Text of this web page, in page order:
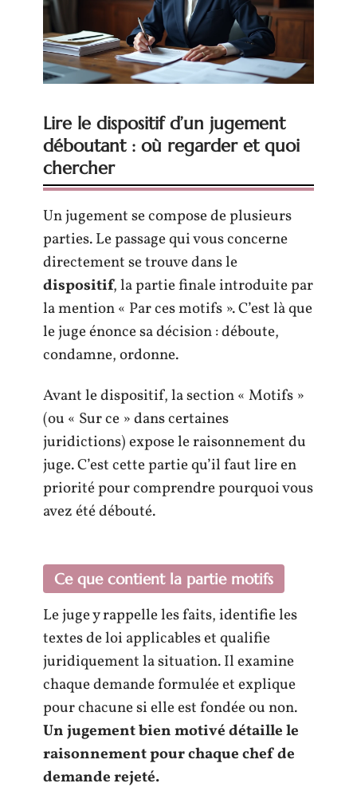
Lire le dispositif d’un jugement
déboutant : où regarder et quoi
chercher
Un jugement se compose de plusieurs
parties. Le passage qui vous concerne
directement se trouve dans le
dispositif, la partie finale introduite par
la mention « Par ces motifs ». C’est là que
le juge énonce sa décision : déboute,
condamne, ordonne.
Avant le dispositif, la section « Motifs »
(ou « Sur ce » dans certaines
juridictions) expose le raisonnement du
juge. C’est cette partie qu’il faut lire en
priorité pour comprendre pourquoi vous
avez été débouté.
Ce que contient la partie motifs
Le juge y rappelle les faits, identifie les
textes de loi applicables et qualifie
juridiquement la situation. Il examine
chaque demande formulée et explique
pour chacune si elle est fondée ou non.
Un jugement bien motivé détaille le
raisonnement pour chaque chef de
demande rejeté.